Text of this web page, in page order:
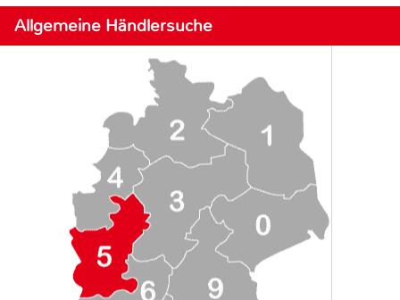
Allgemeine Händlersuche